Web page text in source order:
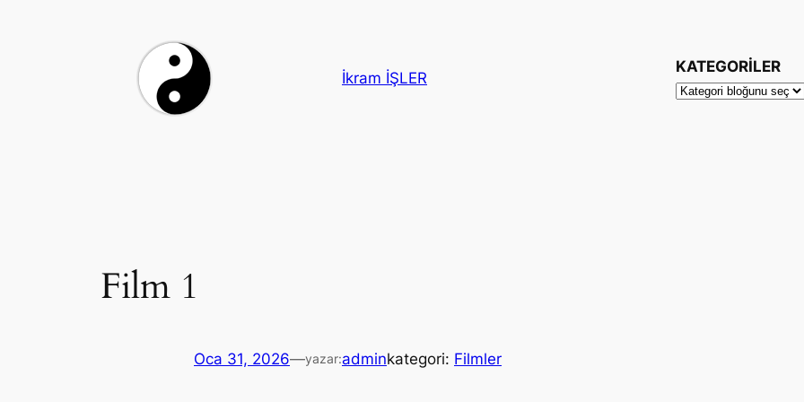
İkram İŞLER
KATEGORİLER
Film 1
Oca 31, 2026—yazar:adminkategori: Filmler